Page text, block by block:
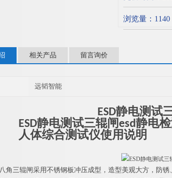
浏览量：1140
相关产品 留言询价
远韬智能
ESD静电测试
ESD静电测试三辊闸esd静电
人体综合测试仪使用说明
角三辊闸采用不锈钢板冲压成型，造型美观大方，防